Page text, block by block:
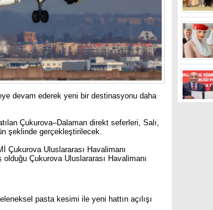
devam ederek yeni bir destinasyonu daha
Çukurova–Dalaman direkt seferleri, Salı,
şeklinde gerçekleştirilecek.
Çukurova Uluslararası Havalimanı
Çukurova Uluslararası Havalimanı
pasta kesimi ile yeni hattın açılışı